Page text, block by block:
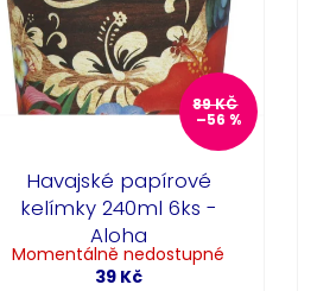
89 KČ
–56 %
Havajské papírové
kelímky 240ml 6ks -
Aloha
Momentálně nedostupné
39 Kč